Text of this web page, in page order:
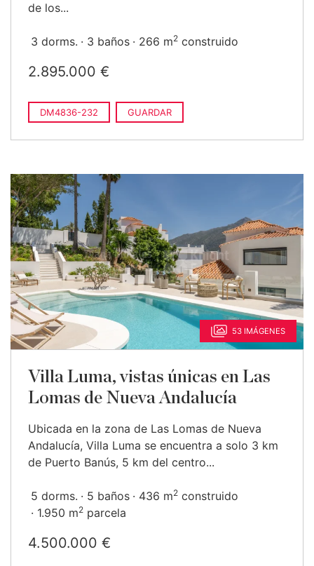
de los...
3 dorms. 3 baños 266 m2 construido
2.895.000 €
DM4836-232 GUARDAR
53 IMÁGENES
Villa Luma, vistas únicas en Las
Lomas de Nueva Andalucía
Ubicada en la zona de Las Lomas de Nueva
Andalucía, Villa Luma se encuentra a solo 3 km
de Puerto Banús, 5 km del centro...
5 dorms. 5 baños 436 m2 construido
1.950 m2 parcela
4.500.000 €